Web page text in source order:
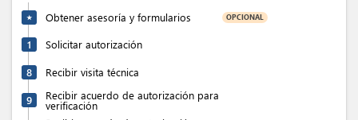
★ Obtener asesoría y formularios OPCIONAL
1 Solicitar autorización
8 Recibir visita técnica
9 Recibir acuerdo de autorización para
verificación